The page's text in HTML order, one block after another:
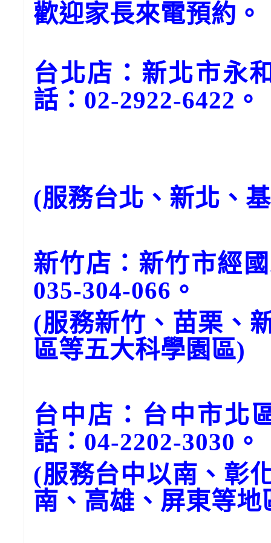
歡迎家長來電預約。
台北店：新北市永
話：02-2922-6422。
(服務台北、新北、
新竹店：新竹市經
035-304-066。
(服務新竹、苗栗、
區等五大科學園區)
台中店：台中市北
話：04-2202-3030。
(服務台中以南、彰
南、高雄、屏東等地